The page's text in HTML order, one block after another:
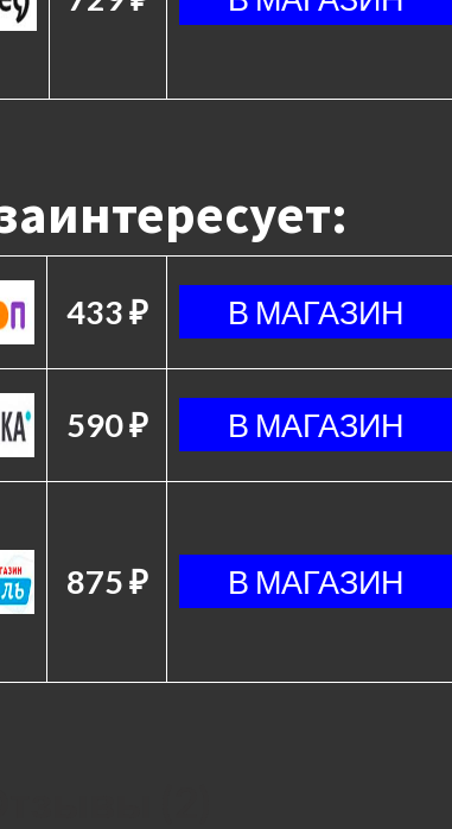
433 ₽
590 ₽
875 ₽